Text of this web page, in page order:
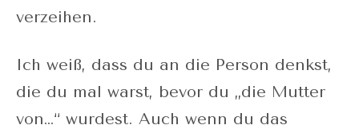
verzeihen.
Ich weiß, dass du an die Person denkst,
die du mal warst, bevor du „die Mutter
von…“ wurdest. Auch wenn du das